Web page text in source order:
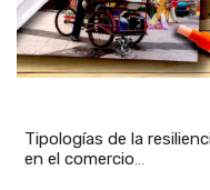
Tipologías de la
en el comercio